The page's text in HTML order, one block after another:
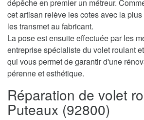
dépêche en premier un métreur.
cet artisan relève les cotes avec la
les transmet au fabricant.
La pose est ensuite effectuée par les
entreprise spécialiste du volet roulant
qui vous permet de garantir d'une
pérenne et esthétique.
Réparation de volet
Puteaux (92800)